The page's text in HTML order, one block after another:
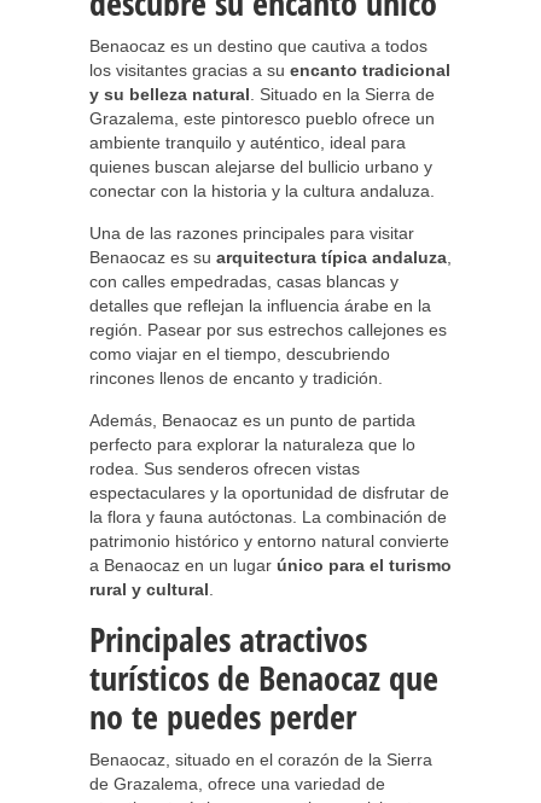
Benaocaz es un destino que cautiva a todos
los visitantes gracias a su encanto tradicional
y su belleza natural . Situado en la Sierra de
Grazalema, este pintoresco pueblo ofrece un
ambiente tranquilo y auténtico, ideal para
quienes buscan alejarse del bullicio urbano y
conectar con la historia y la cultura andaluza.
Una de las razones principales para visitar
Benaocaz es su arquitectura típica andaluza
con calles empedradas, casas blancas y
detalles que reflejan la influencia árabe en la
región. Pasear por sus estrechos callejones es
como viajar en el tiempo, descubriendo
rincones llenos de encanto y tradición.
Además, Benaocaz es un punto de partida
perfecto para explorar la naturaleza que lo
rodea. Sus senderos ofrecen vistas
espectaculares y la oportunidad de disfrutar de
la flora y fauna autóctonas. La combinación de
patrimonio histórico y entorno natural convierte
a Benaocaz en un lugar único para el turismo
rural y cultural
Principales atractivos
turísticos de Benaocaz que
no te puedes perder
Benaocaz, situado en el corazón de la Sierra
de Grazalema, ofrece una variedad de